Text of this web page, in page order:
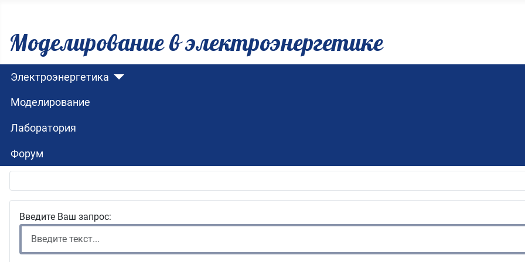
Моделирование в электроэнергетике
Электроэнергетика
Моделирование
Лаборатория
Форум
Введите Ваш запрос: